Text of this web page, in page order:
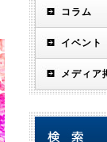
コラム
イベント
メディア